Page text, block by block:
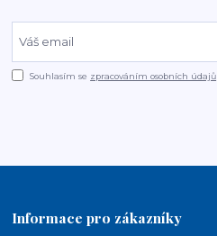
Souhlasím se zpracováním osobních údajů
Informace pro zákazníky